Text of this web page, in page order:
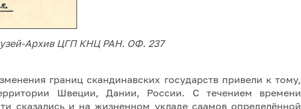
Архив ЦГП КНЦ РАН. ОФ. 237
границ скандинавских государств привели к тому,
Швеции, Дании, России. С течением времени
сказались и на жизненном укладе саамов определённой